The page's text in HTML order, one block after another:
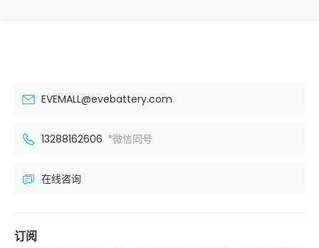
EVEMALL@evebattery.com
13288162606 *微信同号
在线咨询
订阅